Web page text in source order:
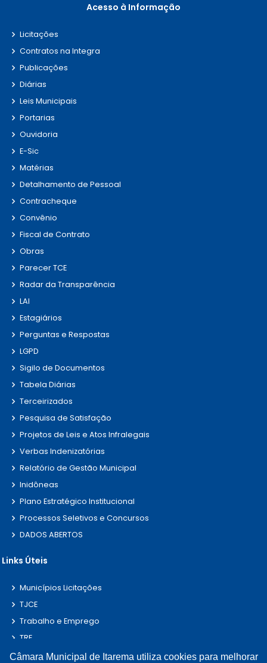
Acesso à Informação
Licitações
Contratos na Integra
Publicações
Diárias
Leis Municipais
Portarias
Ouvidoria
E-Sic
Matérias
Detalhamento de Pessoal
Contracheque
Convênio
Fiscal de Contrato
Obras
Parecer TCE
Radar da Transparência
LAI
Estagiários
Perguntas e Respostas
LGPD
Sigilo de Documentos
Tabela Diárias
Terceirizados
Pesquisa de Satisfação
Projetos de Leis e Atos Infralegais
Verbas Indenizatórias
Relatório de Gestão Municipal
Inidôneas
Plano Estratégico Institucional
Processos Seletivos e Concursos
DADOS ABERTOS
Links Úteis
Municípios Licitações
TJCE
Trabalho e Emprego
TRE
TCE
Câmara Municipal de Itarema utiliza cookies para melhorar